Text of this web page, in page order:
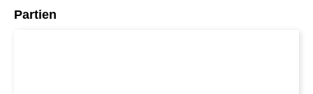
Partien